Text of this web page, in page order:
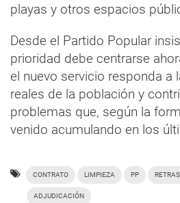
playas y otros espacios
Desde el Partido Popular
prioridad debe centrarse
el nuevo servicio responda a
reales de la población y
problemas que, según la
venido acumulando en los
CONTRATO LIMPIEZA PP
ADJUDICACIÓN